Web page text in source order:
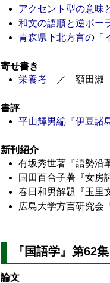
アクセント型の意味
和文の語順と逆ポー
青森県下北方言の「
寄せ書き
栄養考 ／ 額田淑
書評
平山輝男編『伊豆諸
新刊紹介
有坂秀世著『語勢
国田百合子著『女
春日和男解題『玉
広島大学方言研究
『国語学』第62
論文